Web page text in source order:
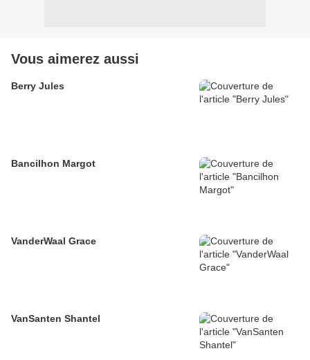
Vous aimerez aussi
Berry Jules
Bancilhon Margot
VanderWaal Grace
VanSanten Shantel